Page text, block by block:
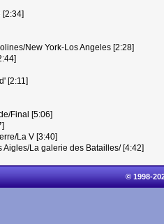
[2:34]
New York-Los Angeles [2:28]
[2:11]
Final [5:06]
La V [3:40]
Aigles/La galerie des Batailles/ [4:42]
© 1998-